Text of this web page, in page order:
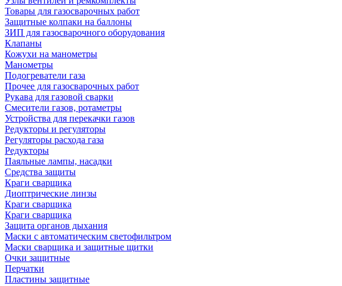
Товары для газосварочных работ
Защитные колпаки на баллоны
ЗИП для газосварочного оборудования
Клапаны
Кожухи на манометры
Манометры
Подогреватели газа
Прочее для газосварочных работ
Рукава для газовой сварки
Смесители газов, ротаметры
Устройства для перекачки газов
Редукторы и регуляторы
Регуляторы расхода газа
Редукторы
Паяльные лампы, насадки
Средства защиты
Краги сварщика
Диоптрические линзы
Краги сварщика
Краги сварщика
Защита органов дыхания
Маски с автоматическим светофильтром
Маски сварщика и защитные щитки
Очки защитные
Перчатки
Пластины защитные